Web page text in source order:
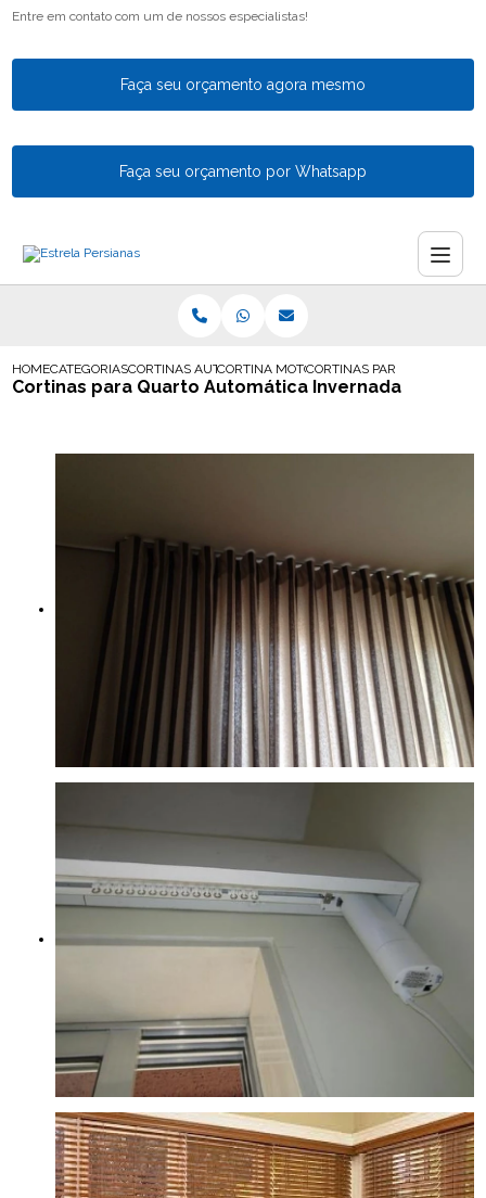
Entre em contato com um de nossos especialistas!
Faça seu orçamento agora mesmo
Faça seu orçamento por Whatsapp
HOMECATEGORIASCORTINAS AUTOMATICASCORTINA MOTORIZADA GUARULHOS
CORTINAS PARA QUARTO
Cortinas para Quarto Automática Invernada